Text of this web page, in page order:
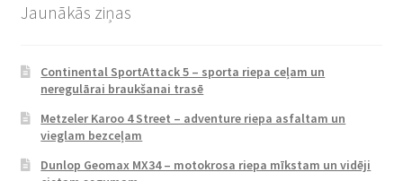
Jaunākās ziņas
Continental SportAttack 5 – sporta riepa ceļam un
neregulārai braukšanai trasē
Metzeler Karoo 4 Street – adventure riepa asfaltam un
vieglam bezceļam
Dunlop Geomax MX34 – motokrosa riepa mīkstam un vidēji